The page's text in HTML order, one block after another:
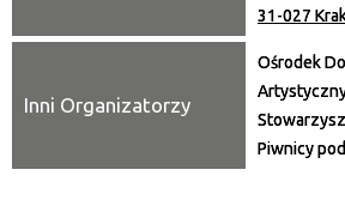
31-027
Inni Organizatorzy
Ośrodek
Piwnicy